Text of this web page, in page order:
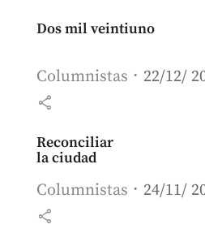
Dos mil veintiuno
Columnistas 22/12/
share
Reconciliar
la ciudad
Columnistas 24/11/
share